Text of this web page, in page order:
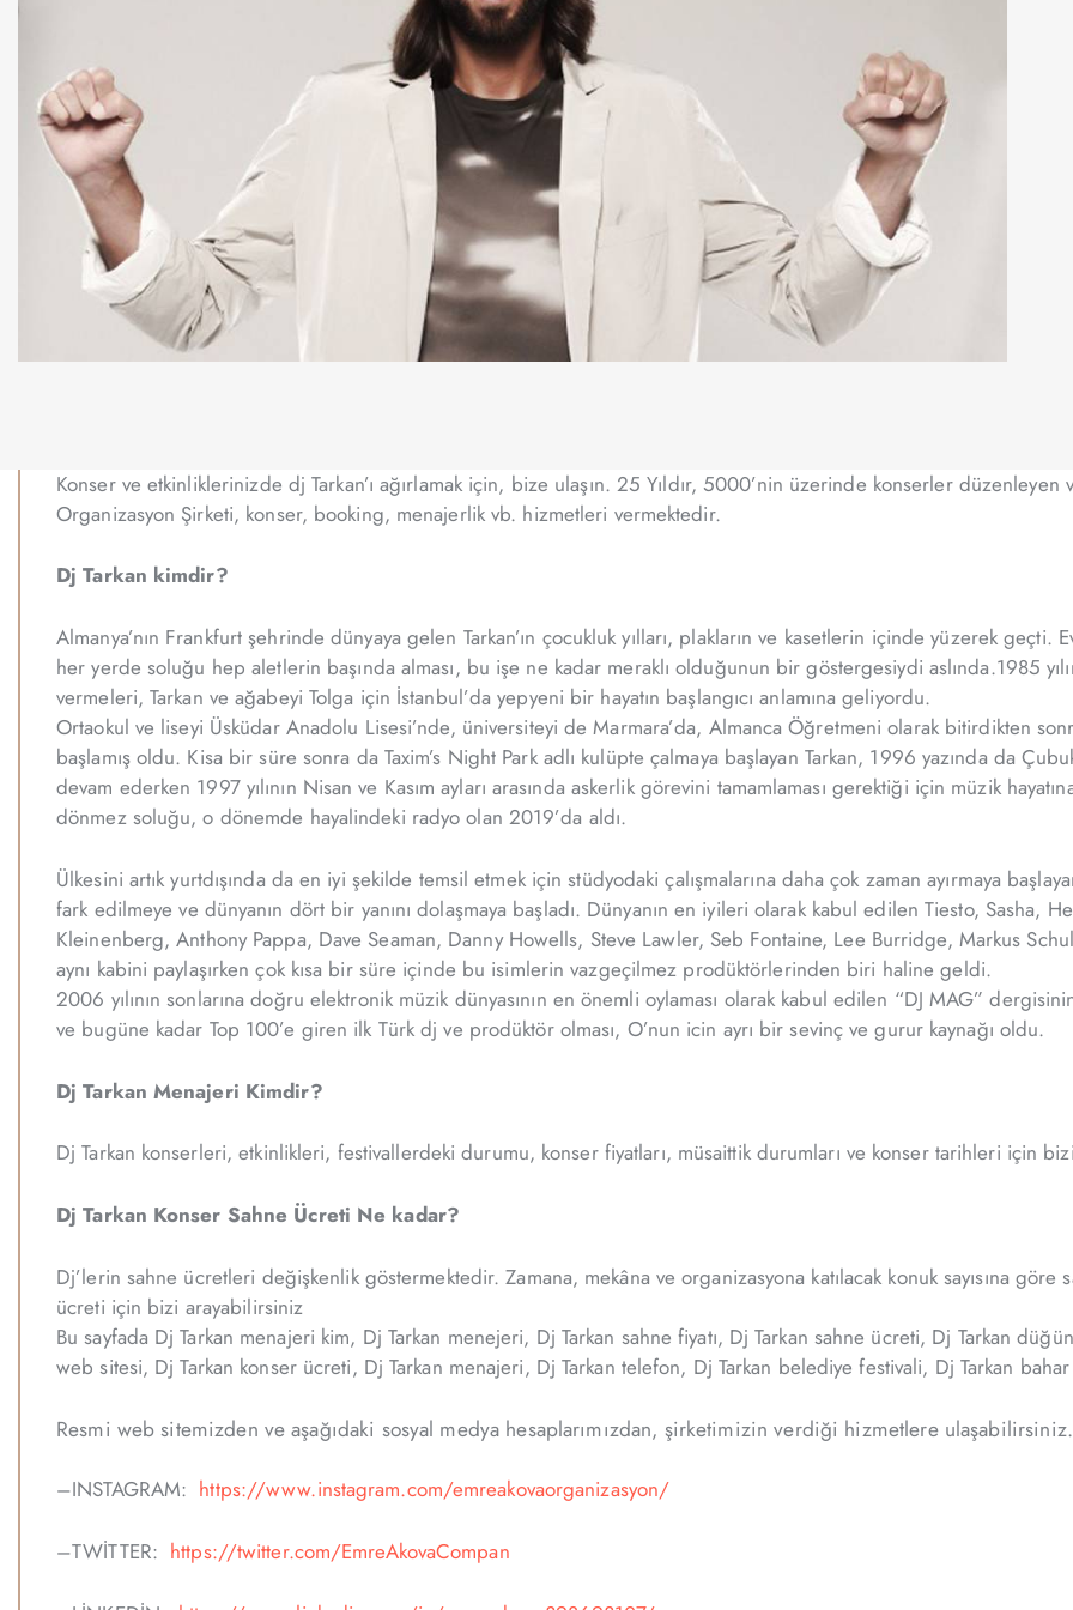
Konser ve etkinliklerinizde dj Tarkan’ı ağırlamak için, bize ulaşın. 25 Yıldır, 5000’nin üzerinde konserler düzenleyen
Organizasyon Şirketi, konser, booking, menajerlik vb. hizmetleri vermektedir.
Dj Tarkan kimdir?
Almanya’nın Frankfurt şehrinde dünyaya gelen Tarkan’ın çocukluk yılları, plakların ve kasetlerin içinde yüzerek
her yerde soluğu hep aletlerin başında alması, bu işe ne kadar meraklı olduğunun bir göstergesiydi aslında.1985
vermeleri, Tarkan ve ağabeyi Tolga için İstanbul’da yepyeni bir hayatın başlangıcı anlamına geliyordu.
Ortaokul ve liseyi Üsküdar Anadolu Lisesi’nde, üniversiteyi de Marmara’da, Almanca Öğretmeni olarak bitirdikten
başlamış oldu. Kisa bir süre sonra da Taxim’s Night Park adlı kulüpte çalmaya başlayan Tarkan, 1996 yazında da
devam ederken 1997 yılının Nisan ve Kasım ayları arasında askerlik görevini tamamlaması gerektiği için müzik
dönmez soluğu, o dönemde hayalindeki radyo olan 2019’da aldı.
Ülkesini artık yurtdışında da en iyi şekilde temsil etmek için stüdyodaki çalışmalarına daha çok zaman ayırmaya
fark edilmeye ve dünyanın dört bir yanını dolaşmaya başladı. Dünyanın en iyileri olarak kabul edilen Tiesto, Sasha,
Kleinenberg, Anthony Pappa, Dave Seaman, Danny Howells, Steve Lawler, Seb Fontaine, Lee Burridge, Markus
aynı kabini paylaşırken çok kısa bir süre içinde bu isimlerin vazgeçilmez prodüktörlerinden biri haline geldi.
2006 yılının sonlarına doğru elektronik müzik dünyasının en önemli oylaması olarak kabul edilen “DJ MAG”
ve bugüne kadar Top 100’e giren ilk Türk dj ve prodüktör olması, O’nun icin ayrı bir sevinç ve gurur kaynağı oldu.
Dj Tarkan Menajeri Kimdir?
Dj Tarkan konserleri, etkinlikleri, festivallerdeki durumu, konser fiyatları, müsaittik durumları ve konser tarihleri için
Dj Tarkan Konser Sahne Ücreti Ne kadar?
Dj’lerin sahne ücretleri değişkenlik göstermektedir. Zamana, mekâna ve organizasyona katılacak konuk sayısına
ücreti için bizi arayabilirsiniz
Bu sayfada Dj Tarkan menajeri kim, Dj Tarkan menejeri, Dj Tarkan sahne fiyatı, Dj Tarkan sahne ücreti, Dj Tarkan
web sitesi, Dj Tarkan konser ücreti, Dj Tarkan menajeri, Dj Tarkan telefon, Dj Tarkan belediye festivali, Dj Tarkan
Resmi web sitemizden ve aşağıdaki sosyal medya hesaplarımızdan, şirketimizin verdiği hizmetlere
–INSTAGRAM: https://www.instagram.com/emreakovaorganizasyon/
–TWİTTER: https://twitter.com/EmreAkovaCompan